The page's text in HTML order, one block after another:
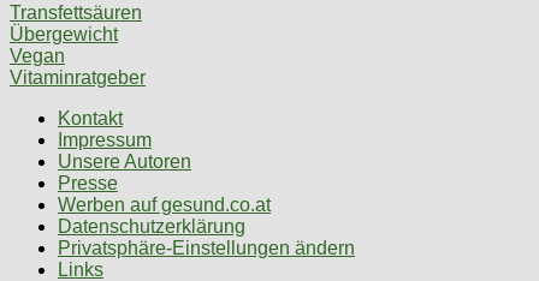
Transfettsäuren
Übergewicht
Vegan
Vitaminratgeber
Kontakt
Impressum
Unsere Autoren
Presse
Werben auf gesund.co.at
Datenschutzerklärung
Privatsphäre-Einstellungen ändern
Links